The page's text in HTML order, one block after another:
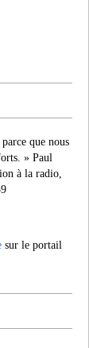
que nous
» Paul
à la radio,
sur le portail